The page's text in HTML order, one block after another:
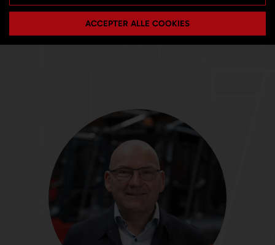
ACCEPTER ALLE COOKIES